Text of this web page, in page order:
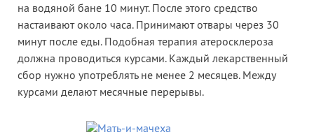
на водяной бане 10 минут. После этого средство
настаивают около часа. Принимают отвары через 30
минут после еды. Подобная терапия атеросклероза
должна проводиться курсами. Каждый лекарственный
сбор нужно употреблять не менее 2 месяцев. Между
курсами делают месячные перерывы.